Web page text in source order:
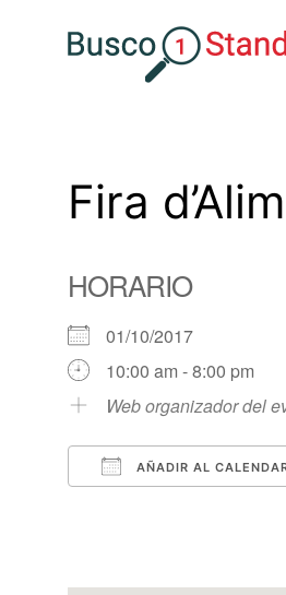
Fira
HORARIO
01/10/2017
10:00 am - 8:00 pm
Web organizador del
AÑADIR AL